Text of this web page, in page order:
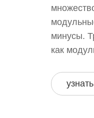
минусы.
как
функций